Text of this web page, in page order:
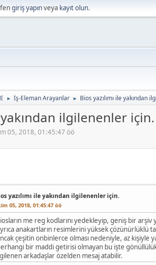
giriş yapınveya kayıt olun.
► İş-Eleman Arayanlar ► Bios yazılımı ile yakından
yakından ilgilenenler için.
05, 2018, 01:45:47 öö
yazılımı ile yakından ilgilenenler için.
05, 2018, 01:45:47 öö
me reg kodlarını yedekleyip, geniş bir arşiv
anakartların resimlerini yüksek çözünürlüklü
çeşitin onbinlerce olması nedeniyle, az kişiyle
bir maddi getirisi olmayan bu işte
arkadaşlar özelden mesaj atabilir.